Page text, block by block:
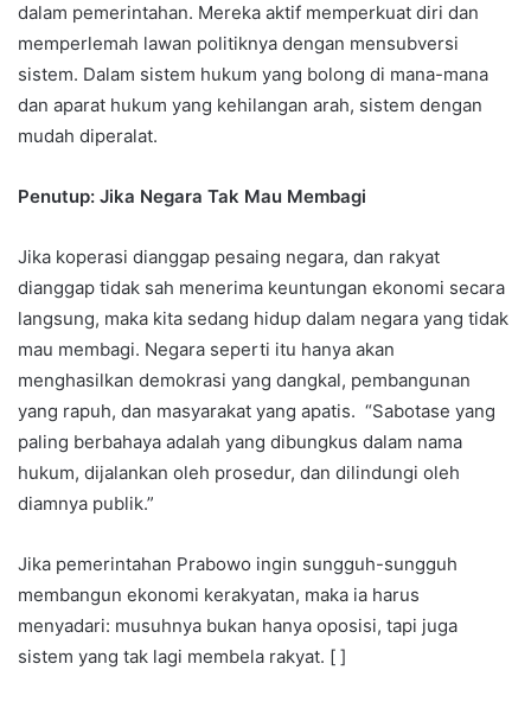
dalam pemerintahan. Mereka aktif memperkuat diri dan
memperlemah lawan politiknya dengan mensubversi
sistem. Dalam sistem hukum yang bolong di mana-mana
dan aparat hukum yang kehilangan arah, sistem dengan
mudah diperalat.
Penutup: Jika Negara Tak Mau Membagi
Jika koperasi dianggap pesaing negara, dan rakyat
dianggap tidak sah menerima keuntungan ekonomi secara
langsung, maka kita sedang hidup dalam negara yang tidak
mau membagi. Negara seperti itu hanya akan
menghasilkan demokrasi yang dangkal, pembangunan
yang rapuh, dan masyarakat yang apatis. “Sabotase yang
paling berbahaya adalah yang dibungkus dalam nama
hukum, dijalankan oleh prosedur, dan dilindungi oleh
diamnya publik.”
Jika pemerintahan Prabowo ingin sungguh-sungguh
membangun ekonomi kerakyatan, maka ia harus
menyadari: musuhnya bukan hanya oposisi, tapi juga
sistem yang tak lagi membela rakyat. [ ]